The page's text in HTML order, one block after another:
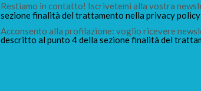
Restiamo in contatto! Iscrivetemi alla vostra
sezione finalità del trattamento nella privacy
Acconsento alla profilazione: voglio ricevere
descritto al punto 4 della sezione finalità del